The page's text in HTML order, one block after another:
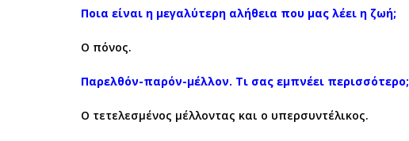
Ποια είναι η μεγαλύτερη αλήθεια που μας λέει η ζωή;
Ο πόνος.
Παρελθόν-παρόν-μέλλον. Τι σας εμπνέει περισσότερο;
Ο τετελεσμένος μέλλοντας και ο υπερσυντέλικος.